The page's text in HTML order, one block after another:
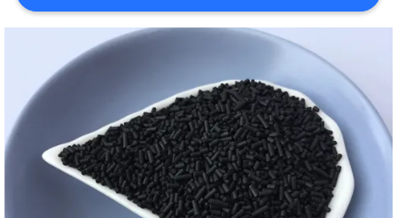
QUALITÄTSKONTROLLE
KONTAKT
NEUIGKEITEN